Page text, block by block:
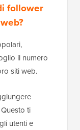
follower
il numero
siti web.
ti
utenti e